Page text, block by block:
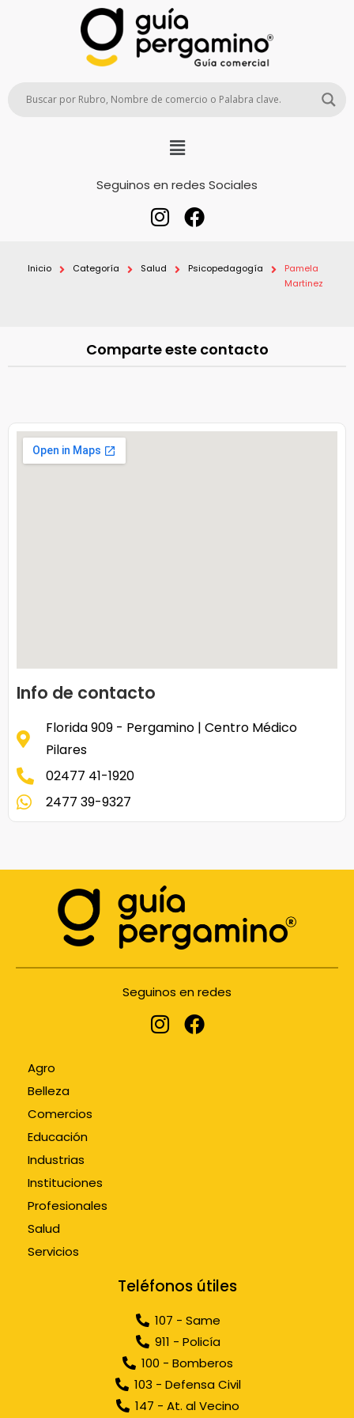
Seguinos en redes Sociales
Inicio Categoría Salud Psicopedagogía
Pamela
Martinez
Comparte este contacto
Info de contacto
Florida 909 - Pergamino | Centro Médico
Pilares
02477 41-1920
2477 39-9327
Seguinos en redes
Agro
Belleza
Comercios
Educación
Industrias
Instituciones
Profesionales
Salud
Servicios
Teléfonos útiles
107 - Same
911 - Policía
100 - Bomberos
103 - Defensa Civil
147 - At. al Vecino